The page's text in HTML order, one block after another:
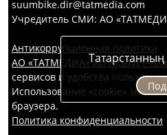
suumbike.dir@tatmedia.com
Учредитель СМИ: АО
Антикоррупционная политика
АО «ТАТМЕДИА» использует
сервисов и удобства
Использование «cookie» можно
браузера.
Политика конфиденциальности